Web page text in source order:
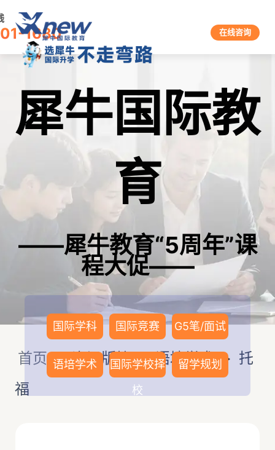
1680 在线咨询
犀牛国际教
育
——犀牛教育“5周年”课
程大促——
国际学科 国际竞赛 G5笔/面试
语培学术
国际学校择
校
留学规划
首页>资讯版块>语培学术> 托
福